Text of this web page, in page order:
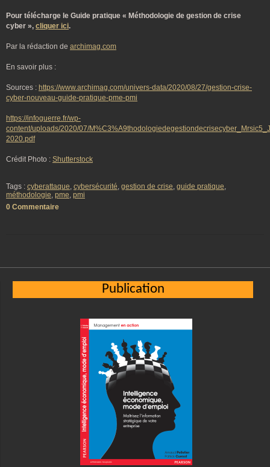
Pour télécharge le Guide pratique « Méthodologie de gestion de crise
cyber », cliquer ici.
Par la rédaction de archimag.com
En savoir plus :
Sources : https://www.archimag.com/univers-data/2020/08/27/gestion-crise-
cyber-nouveau-guide-pratique-pme-pmi
https://infoguerre.fr/wp-
content/uploads/2020/07/
2020.pdf
Crédit Photo : Shutterstock
Tags : cyberattaque, cybersécurité, gestion de crise, guide pratique,
méthodologie, pme, pmi
0 Commentaire
Publication